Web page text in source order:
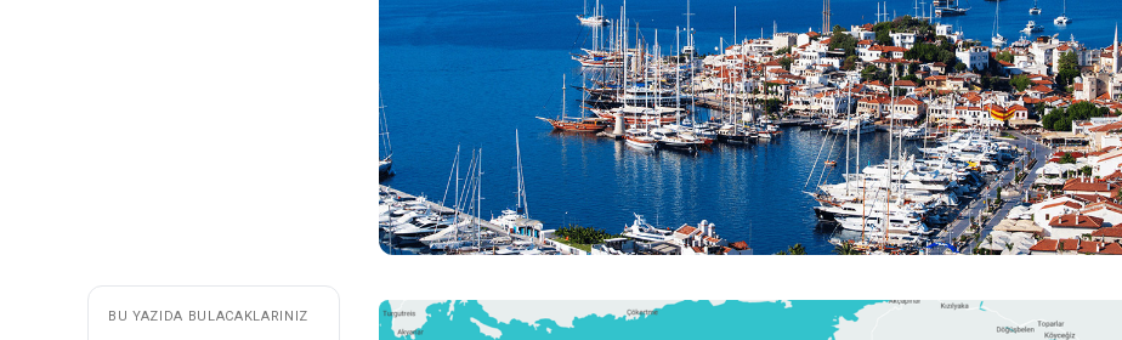
BU YAZIDA BULACAKLARINIZ